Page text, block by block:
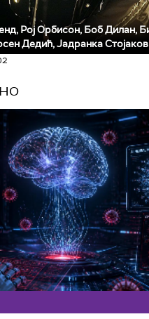
Рој Орбисон, Боб Дилан,
Дедић, Јадранка